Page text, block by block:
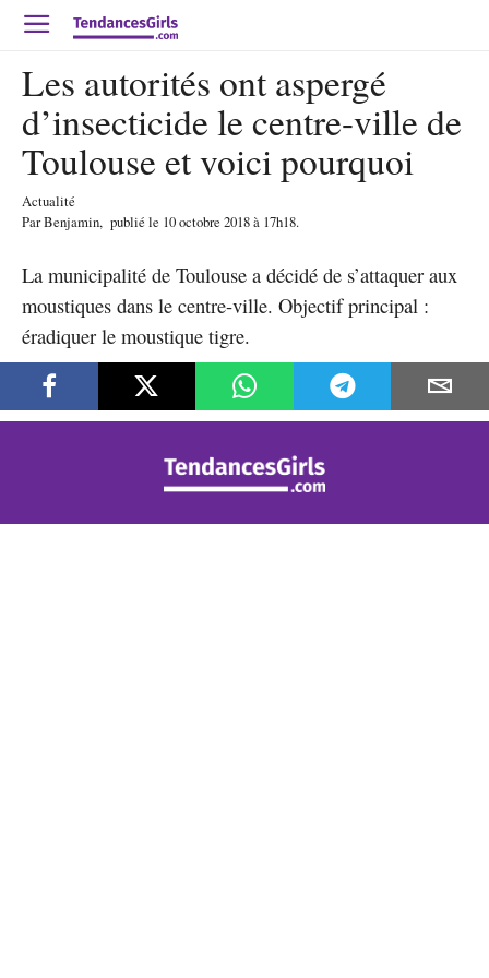
Les autorités ont aspergé
d’insecticide le centre-ville de
Toulouse et voici pourquoi
Actualité
ParBenjamin, publié le 10 octobre 2018à 17h18.
La municipalité de Toulouse a décidé de s’attaquer aux
moustiques dans le centre-ville. Objectif principal :
éradiquer le moustique tigre.